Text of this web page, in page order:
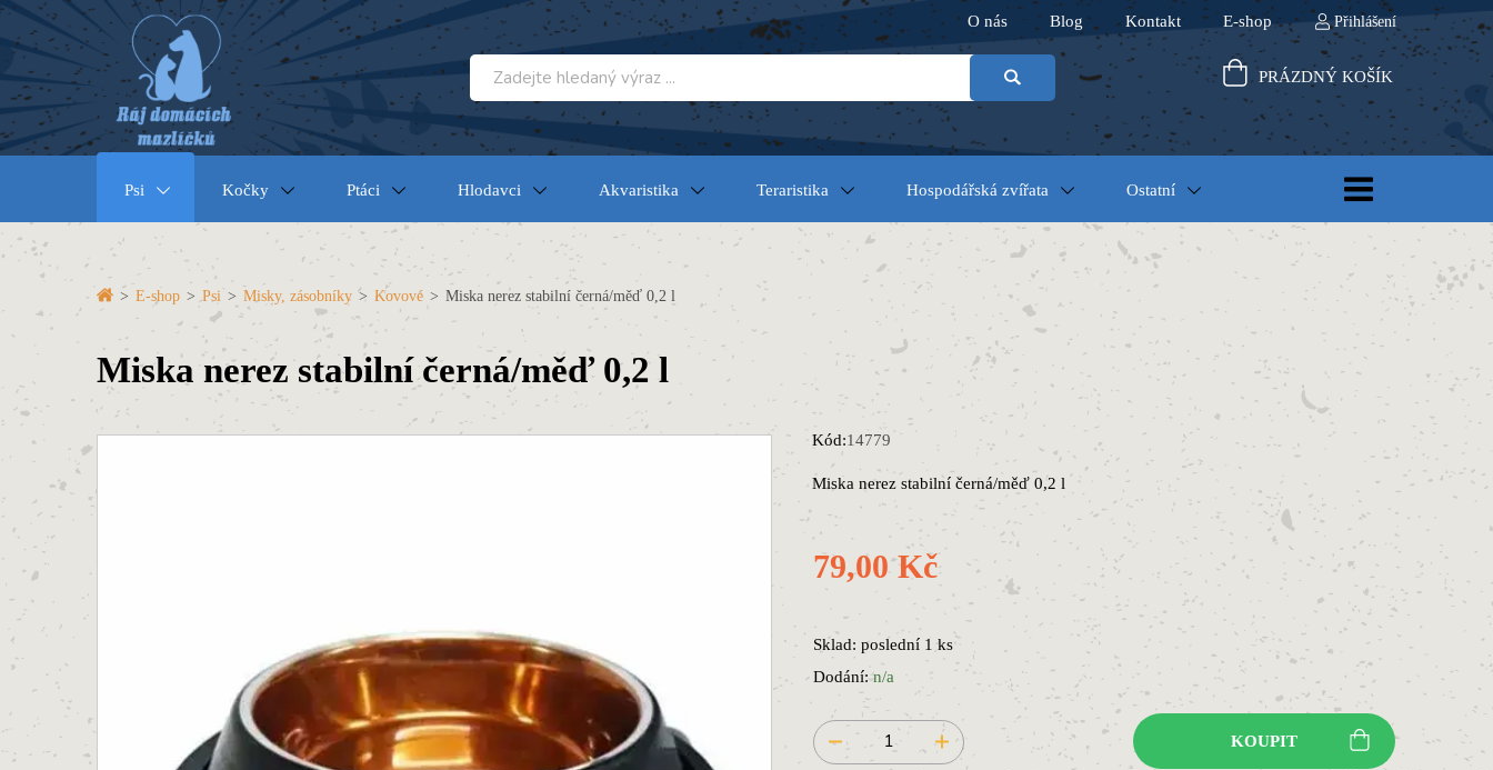
O nás Blog Kontakt E-shop Přihlášení
PRÁZDNÝ KOŠÍK
Psi Kočky Ptáci Hlodavci Akvaristika Teraristika Hospodářská zvířata Ostatní
> E-shop > Psi > Misky, zásobníky > Kovové > Miska nerez stabilní černá/měď 0,2 l
Miska nerez stabilní černá/měď 0,2 l
Kód:14779
Miska nerez stabilní černá/měď 0,2 l
79,00 Kč
Sklad: poslední 1 ks
Dodání:n/a
KOUPIT